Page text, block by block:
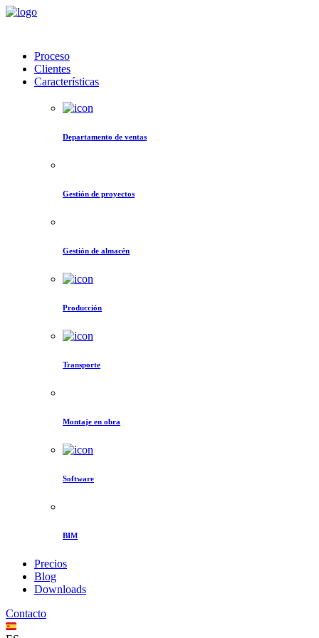
Proceso
Clientes
Características
Departamento de ventas
Gestión de proyectos
Gestión de almacén
Producción
Transporte
Montaje en obra
Software
BIM
Precios
Blog
Downloads
Contacto